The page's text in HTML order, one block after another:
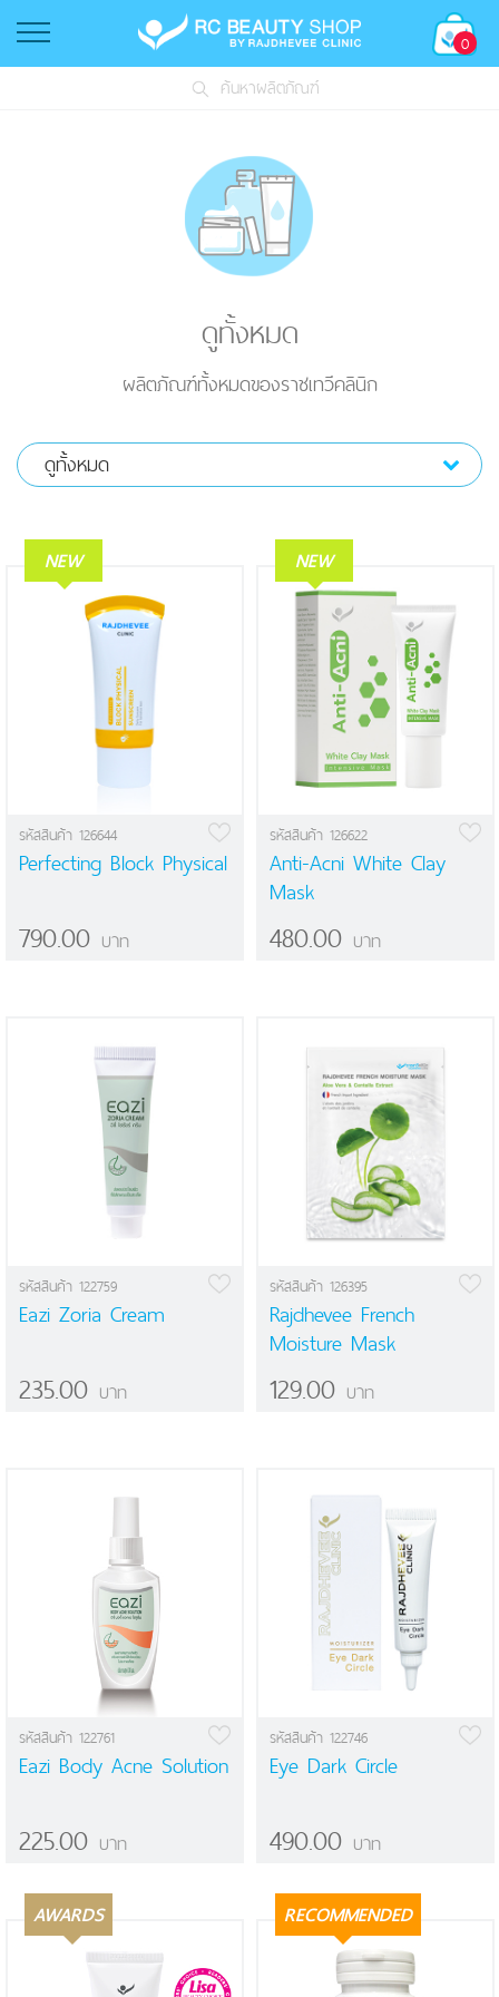
0
ค้นหาผลิตภัณฑ์
ดูทั้งหมด
ผลิตภัณฑ์ทั้งหมดของราชเทวีคลินิก
NEW
รหัสสินค้า 126644
Perfecting Block Physical
790.00 บาท
NEW
รหัสสินค้า 126622
Anti-Acni White Clay
Mask
480.00 บาท
รหัสสินค้า 122759
Eazi Zoria Cream
235.00 บาท
รหัสสินค้า 126395
Rajdhevee French
Moisture Mask
129.00 บาท
รหัสสินค้า 122761
Eazi Body Acne Solution
225.00 บาท
รหัสสินค้า 122746
Eye Dark Circle
490.00 บาท
AWARDS RECOMMENDED